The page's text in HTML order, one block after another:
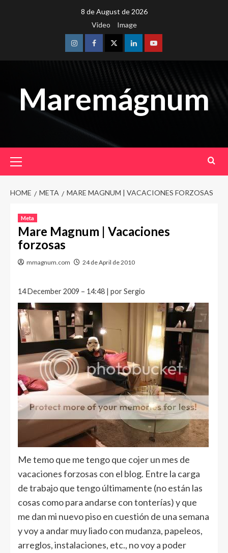
8 de August de 2026
Video
Image
InstagramFacebookTwitterLinkedinYoutube
Maremágnum
Menu
HOME META MARE MAGNUM | VACACIONES FORZOSAS
Meta
Mare Magnum | Vacaciones
forzosas
mmagnum.com 24 de April de 2010
14 December 2009 – 14:48 | por Sergio
Me temo que me tengo que cojer un mes de
vacaciones forzosas con el blog. Entre la carga
de trabajo que tengo últimamente (no están las
cosas como para andarse con tonterías) y que
me dan mi nuevo piso en cuestión de una semana
y voy a andar muy liado con mudanza, papeleos,
arreglos, instalaciones, etc., no voy a poder